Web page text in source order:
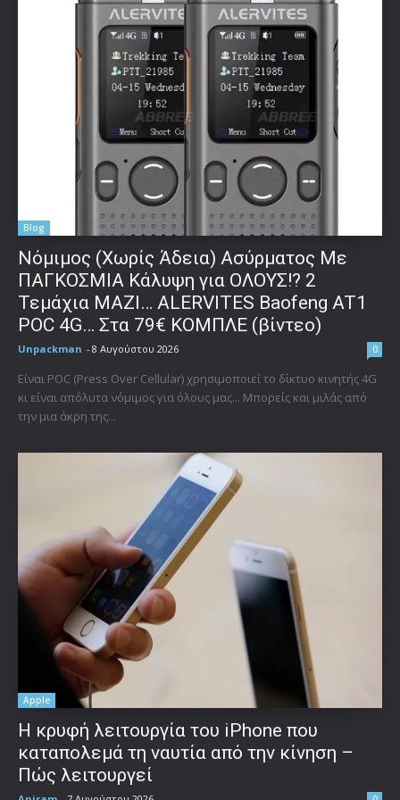
Blog
Νόμιμος (Χωρίς Άδεια) Ασύρματος Με
ΠΑΓΚΟΣΜΙΑ Κάλυψη για ΟΛΟΥΣ!? 2
Τεμάχια ΜΑΖΙ… ALERVITES Baofeng AT1
POC 4G… Στα 79€ ΚΟΜΠΛΕ (βίντεο)
Unpackman - 8 Αυγούστου 2026 0
Είναι POC (Press Over Cellular) χρησιμοποιεί το δίκτυο κινητής 4G
κι είναι απόλυτα νόμιμος για όλους μας... Μπορείς και μιλάς από
την μια άκρη της...
Apple
Η κρυφή λειτουργία του iPhone που
καταπολεμά τη ναυτία από την κίνηση –
Πώς λειτουργεί